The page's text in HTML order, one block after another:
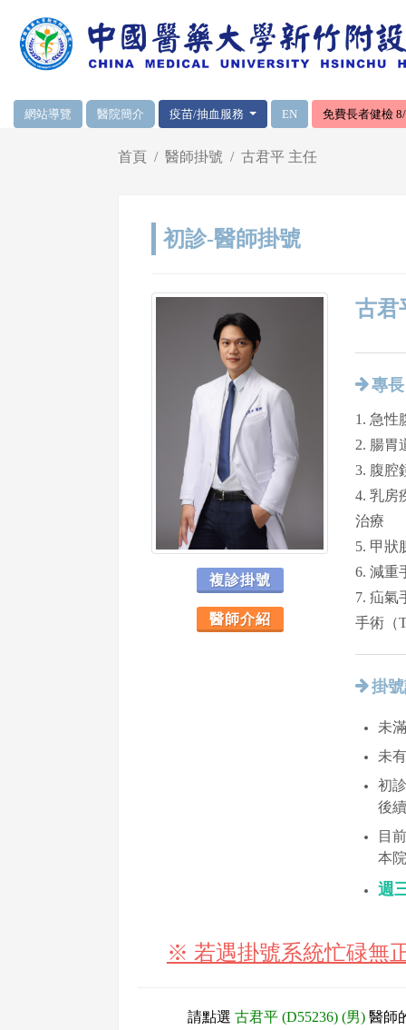
網頁頂端重要消息及連結
網站導覽 醫院簡介 疫苗/抽血服務 EN 免費長者健檢
首頁 醫師掛號 古君平 主任
初診-醫師掛號
複診掛號
醫師介紹
古君
專長
1. 急性
2. 腸胃
3. 腹腔
4. 乳房
治療
5. 甲狀
6. 減重
7. 疝氣
手術（
掛
未
未
初
後
目
本
週
※ 若遇掛號系統忙碌無
請點選 古君平 (D55236) (男) 醫師